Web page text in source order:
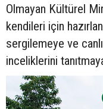
Olmayan Kültürel
kendileri için
sergilemeye ve
inceliklerini